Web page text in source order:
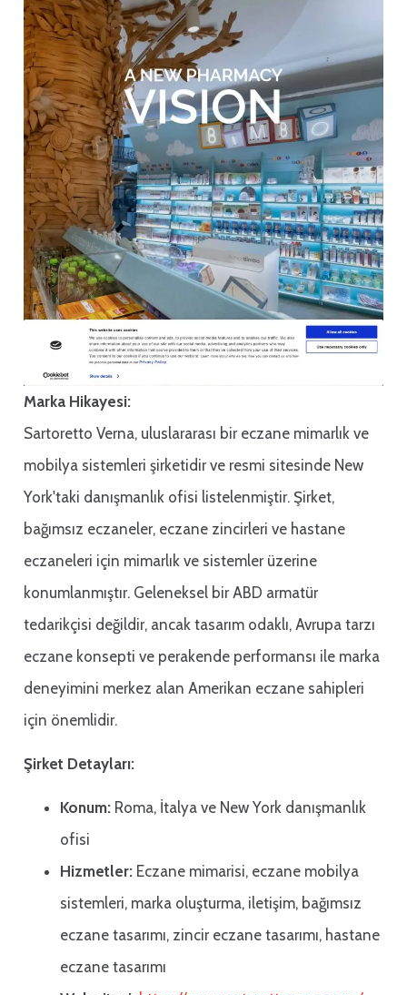
Marka Hikayesi:
Sartoretto Verna, uluslararası bir eczane mimarlık ve
mobilya sistemleri şirketidir ve resmi sitesinde New
York'taki danışmanlık ofisi listelenmiştir. Şirket,
bağımsız eczaneler, eczane zincirleri ve hastane
eczaneleri için mimarlık ve sistemler üzerine
konumlanmıştır. Geleneksel bir ABD armatür
tedarikçisi değildir, ancak tasarım odaklı, Avrupa tarzı
eczane konsepti ve perakende performansı ile marka
deneyimini merkez alan Amerikan eczane sahipleri
için önemlidir.
Şirket Detayları:
Konum: Roma, İtalya ve New York danışmanlık
ofisi
Hizmetler: Eczane mimarisi, eczane mobilya
sistemleri, marka oluşturma, iletişim, bağımsız
eczane tasarımı, zincir eczane tasarımı, hastane
eczane tasarımı